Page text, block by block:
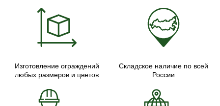
Изготовление ограждений
любых размеров и цветов
Складское наличие по всей
России